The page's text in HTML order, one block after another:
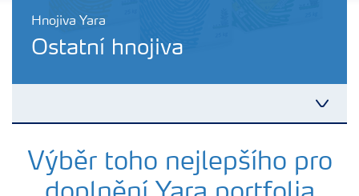
Hnojiva Yara
Ostatní hnojiva
Plány výživy
Výběr toho nejlepšího pro